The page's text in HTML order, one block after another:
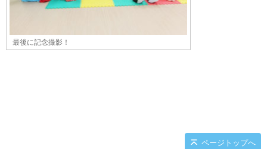
最後に記念撮影！
ページトップへ